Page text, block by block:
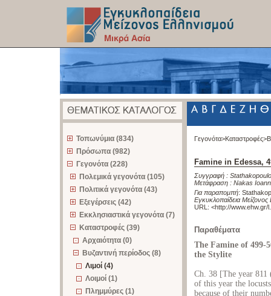
Τοπωνύμια (834)
Πρόσωπα (982)
Γεγονότα (228)
Πολεμικά γεγονότα (105)
Πολιτικά γεγονότα (43)
Εξεγέρσεις (42)
Εκκλησιαστικά γεγονότα (7)
Καταστροφές (39)
Αρχαιότητα (0)
Βυζαντινή περίοδος (8)
Λιμοί (4)
Λοιμοί (1)
Πλημμύρες (1)
Γεγονότα>Καταστροφές>
Famine in Edessa,
Συγγραφή :
Μετάφραση : Nakas
Για παραπομπή:
Εγκυκλοπαίδεια
URL: <http://www.ehw.gr/
Παραθέματα
The Famine of 499-
the Stylite
Ch. 38 [The year
of this year the
because of their